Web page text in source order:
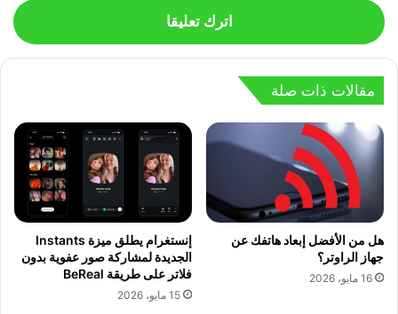
اترك تعليقا
مقالات ذات صلة
هل من الأفضل إبعاد هاتفك عن
جهاز الراوتر؟
16 مايو، 2026
إنستغرام يطلق ميزة Instants
الجديدة لمشاركة صور عفوية بدون
فلاتر على طريقة BeReal
15 مايو، 2026